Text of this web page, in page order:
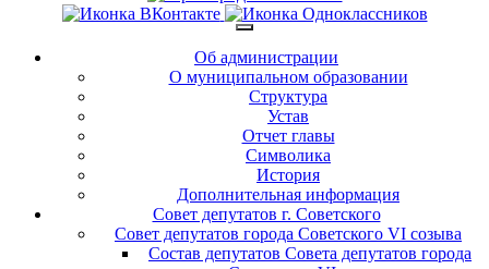
Об администрации
О муниципальном образовании
Структура
Устав
Отчет главы
Символика
История
Дополнительная информация
Совет депутатов г. Советского
Совет депутатов города Советского VI созыва
Состав депутатов Совета депутатов города